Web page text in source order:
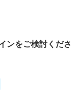
ンをご検討くださ